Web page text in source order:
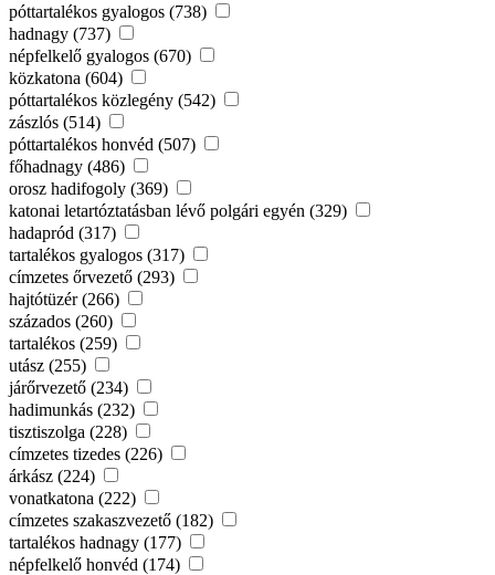
póttartalékos gyalogos (738)
hadnagy (737)
népfelkelő gyalogos (670)
közkatona (604)
póttartalékos közlegény (542)
zászlós (514)
póttartalékos honvéd (507)
főhadnagy (486)
orosz hadifogoly (369)
katonai letartóztatásban lévő polgári egyén (329)
hadapród (317)
tartalékos gyalogos (317)
címzetes őrvezető (293)
hajtótüzér (266)
százados (260)
tartalékos (259)
utász (255)
járőrvezető (234)
hadimunkás (232)
tisztiszolga (228)
címzetes tizedes (226)
árkász (224)
vonatkatona (222)
címzetes szakaszvezető (182)
tartalékos hadnagy (177)
népfelkelő honvéd (174)